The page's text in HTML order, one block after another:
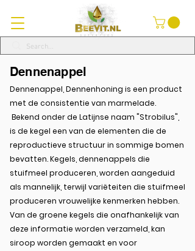
Dennenappel
Dennenappel, Dennenhoning is een product
met de consistentie van marmelade.
Bekend onder de Latijnse naam "Strobilus",
is de kegel een van de elementen die de
reproductieve structuur in sommige bomen
bevatten. Kegels, dennenappels die
stuifmeel produceren, worden aangeduid
als mannelijk, terwijl variëteiten die stuifmeel
produceren vrouwelijke kenmerken hebben.
Van de groene kegels die onafhankelijk van
deze informatie worden verzameld, kan
siroop worden gemaakt en voor